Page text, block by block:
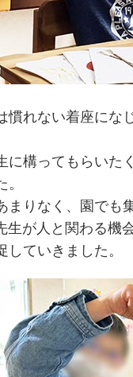
慣れない着座にな
に構ってもらいた
まりなく、園でも
生が人と関わる機
ていきました。